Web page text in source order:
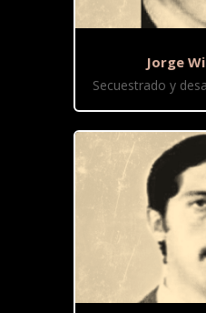
Jorge
Secuestrado y